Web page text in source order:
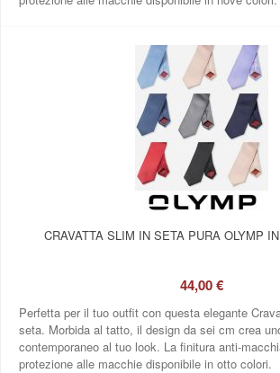
CRAVATTA SLIM IN SETA PURA OLYMP
44,00 €
Perfetta per il tuo outfit con questa elegante
seta. Morbida al tatto, il design da sei cm crea
contemporaneo al tuo look. La finitura anti-
protezione alle macchie disponibile in otto colori.